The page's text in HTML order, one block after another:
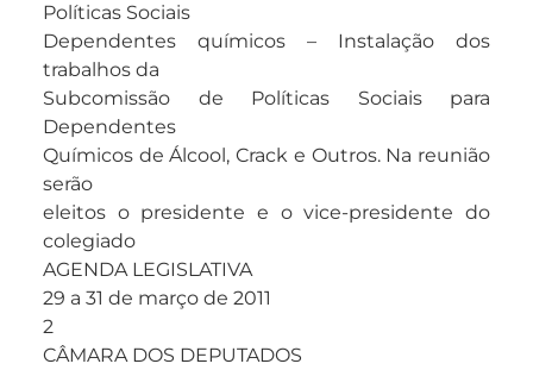
Políticas Sociais
Dependentes químicos – Instalação dos
trabalhos da
Subcomissão de Políticas Sociais para
Dependentes
Químicos de Álcool, Crack e Outros. Na reunião
serão
eleitos o presidente e o vice-presidente do
colegiado
AGENDA LEGISLATIVA
29 a 31 de março de 2011
2
CÂMARA DOS DEPUTADOS